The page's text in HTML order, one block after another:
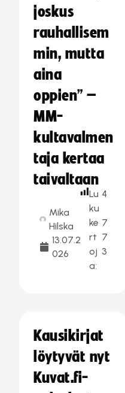
joskus
rauhallisem
min, mutta
aina
oppien” –
MM-
kultavalmen
taja kertaa
taivaltaan
Mika
Hilska
13.07.2
026
Lu
ku
ke
rt
oj
a:
4
7
7
3
Kausikirjat
löytyvät nyt
Kuvat.fi-